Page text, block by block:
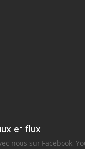
et flux
nous sur Facebook,